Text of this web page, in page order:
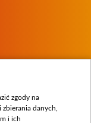
zgody na
danych,
i ich